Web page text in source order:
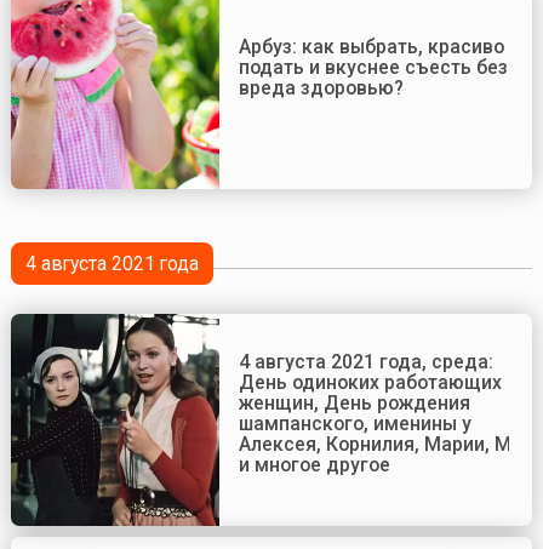
Арбуз: как выбрать, красиво
подать и вкуснее съесть без
вреда здоровью?
4 августа 2021 года
4 августа 2021 года, среда:
День одиноких работающих
женщин, День рождения
шампанского, именины у
Алексея, Корнилия, Марии,
и многое другое